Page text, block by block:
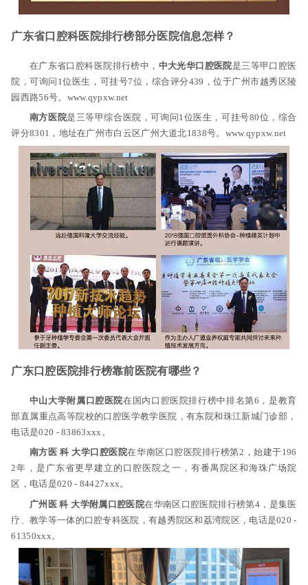
广东省口腔科医院排行榜部分医院信息怎样？
在广东省口腔科医院排行榜中， 中大光华口腔医院是三等甲口腔医
院，可询问1位医生，可挂号7位，综合评分439，位于广州市越秀区陵
园西路56号。www.qypxw.net
南方医院是三等甲综合医院，可询问1位医生，可挂号80位，综合
评分8301，地址在广州市白云区广州大道北1838号。www.qypxw.net
广东口腔医院排行榜靠前医院有哪些？
中山大学附属口腔医院在国内口腔医院排行榜中排名第6，是教育
部直属重点高等院校的口腔医学教学医院，有东院和珠江新城门诊部，
电话是020 - 83863xxx。
南方医 科 大学口腔医院在华南区口腔医院排行榜第2，始建于196
2年，是广东省更早建立的口腔医院之一，有番禺院区和海珠广场院
区，电话是020 - 84427xxx。
广州医 科 大学附属口腔医院在华南区口腔医院排行榜第4，是集医
疗、教学等一体的口腔专科医院，有越秀院区和荔湾院区，电话是020 -
61350xxx。